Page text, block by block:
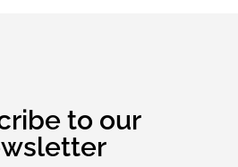
to our